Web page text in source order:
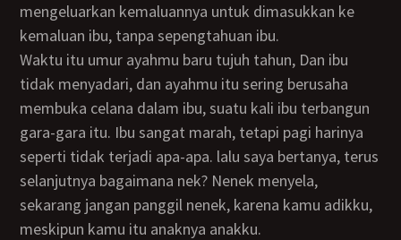
mengeluarkan kemaluannya untuk dimasukkan ke
kemaluan ibu, tanpa sepengtahuan ibu.
Waktu itu umur ayahmu baru tujuh tahun, Dan ibu
tidak menyadari, dan ayahmu itu sering berusaha
membuka celana dalam ibu, suatu kali ibu terbangun
gara-gara itu. Ibu sangat marah, tetapi pagi harinya
seperti tidak terjadi apa-apa. lalu saya bertanya, terus
selanjutnya bagaimana nek? Nenek menyela,
sekarang jangan panggil nenek, karena kamu adikku,
meskipun kamu itu anaknya anakku.